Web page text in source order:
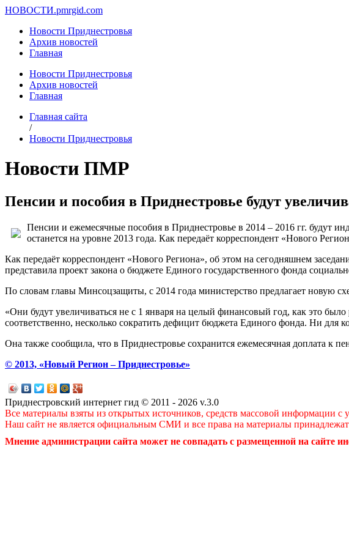
НОВОСТИ.pmrgid.com
Новости Приднестровья
Архив новостей
Главная
Новости Приднестровья
Архив новостей
Главная
Главная сайта
/
Новости Приднестровья
Новости ПМР
Пенсии и пособия в Приднестровье будут
Пенсии и ежемесячные пособия в Приднестровье в 2014 – 2016 гг. будут
останется на уровне 2013 года. Как передаёт корреспондент «Нового
Как передаёт корреспондент «Нового Региона», об этом на сегодняшнем
представила проект закона о бюджете Единого государственного фонда
По словам главы Минсоцзащиты, с 2014 года министерство предлагает новую
«Они будут увеличиваться не с 1 января на целый финансовый год, как это
соответственно, несколько сократить дефицит бюджета Единого фонда. Ни для
Она также сообщила, что в Приднестровье сохранится ежемесячная доплата к
© 2013, «Новый Регион – Приднестровье»
Приднестровский интернет гид © 2011 - 2026 v.3.0
Все материалы взяты из открытых источников, средств массовой информации с
Наш сайт не является официальным СМИ и все права на материалы принадлежат
Мнение администрации сайта может не совпадать с размещенной на сайте